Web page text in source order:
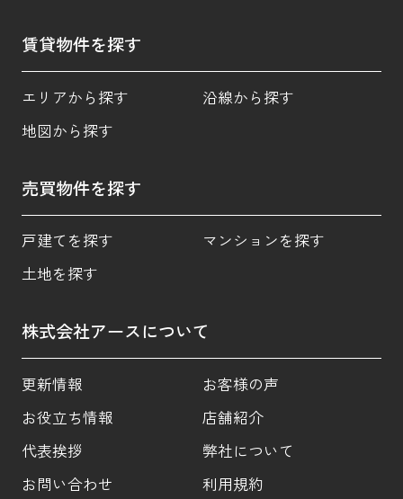
賃貸物件を探す
エリアから探す
沿線から探す
地図から探す
売買物件を探す
戸建てを探す
マンションを探す
土地を探す
株式会社アースについて
更新情報
お客様の声
お役立ち情報
店舗紹介
代表挨拶
弊社について
お問い合わせ
利用規約